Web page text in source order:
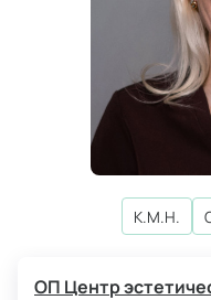
К.М.Н.
ОП Центр